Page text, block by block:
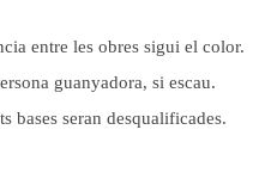
entre les obres sigui el color.
guanyadora, si escau.
bases seran desqualificades.